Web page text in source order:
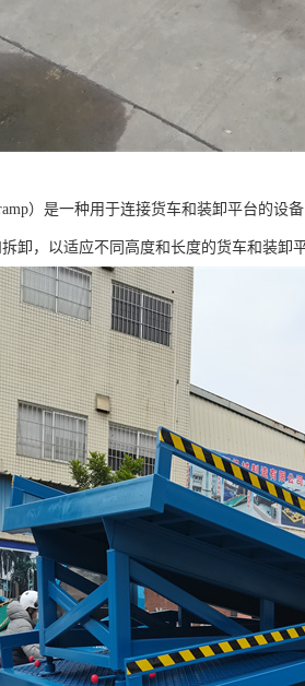
）是一种用于连接货车和装卸平台的设
卸，以适应不同高度和长度的货车和装卸平